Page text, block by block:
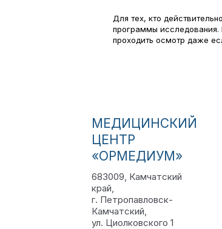
Для тех, кто
программы исследования.
проходить осмотр даже
МЕДИЦИНСКИЙ
ЦЕНТР
«ОРМЕДИУМ»
683009, Камчатский
край,
г. Петропавловск-
Камчатский,
ул. Циолковского 1